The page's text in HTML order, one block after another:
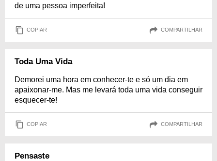
de uma pessoa imperfeita!
COPIAR COMPARTILHAR
Toda Uma Vida
Demorei uma hora em conhecer-te e só um dia em
apaixonar-me. Mas me levará toda uma vida conseguir
esquecer-te!
COPIAR COMPARTILHAR
Pensaste